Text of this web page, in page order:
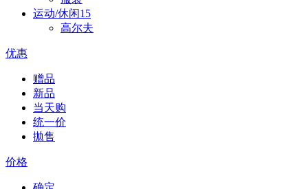
运动/休闲15
高尔夫
优惠
赠品
新品
当天购
统一价
拋售
价格